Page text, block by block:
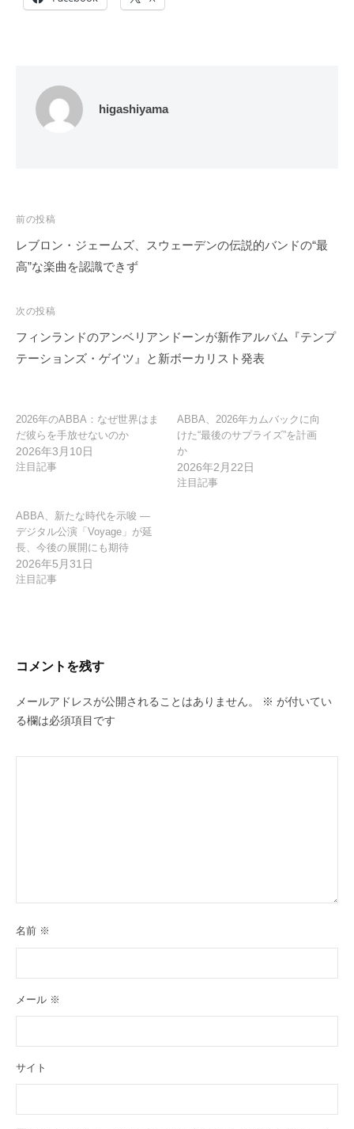
higashiyama
投
稿
ナ
ゲ
ー
シ
前の投稿
レブロン・ジェームズ、スウェーデンの伝説的バンドの“最
高”な楽曲を認識できず
次の投稿
フィンランドのアンベリアンドーンが新作アルバム『テンプ
テーションズ・ゲイツ』と新ボーカリスト発表
2026年のABBA：なぜ世界はま
だ彼らを手放せないのか
2026年3月10日
注目記事
ABBA、2026年カムバックに向
けた“最後のサプライズ”を計画
か
2026年2月22日
注目記事
ABBA、新たな時代を示唆 ―
デジタル公演「Voyage」が延
長、今後の展開にも期待
2026年5月31日
注目記事
コメントを残す
メールアドレスが公開されることはありません。 ※ が付いてい
る欄は必須項目です
名前 ※
メール ※
サイト